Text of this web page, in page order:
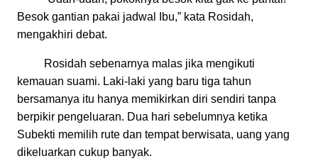
Besok gantian pakai jadwal Ibu,” kata Rosidah,
mengakhiri debat.
Rosidah sebenarnya malas jika mengikuti
kemauan suami. Laki-laki yang baru tiga tahun
bersamanya itu hanya memikirkan diri sendiri tanpa
berpikir pengeluaran. Dua hari sebelumnya ketika
Subekti memilih rute dan tempat berwisata, uang yang
dikeluarkan cukup banyak.